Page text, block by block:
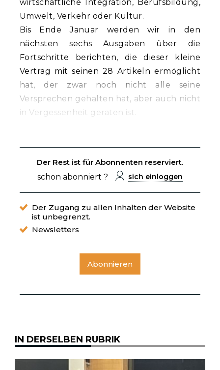
wirtschaftliche Integration, Berufsbildung,
Umwelt, Verkehr oder Kultur.
Bis Ende Januar werden wir in den
nächsten sechs Ausgaben über die
Fortschritte berichten, die dieser kleine
Vertrag mit seinen 28 Artikeln ermöglicht
hat, der zwar noch nicht alle seine
Versprechen gehalten hat, aber auch nicht
in Vergessenheit geraten ist.
Der Rest ist für Abonnenten reserviert.
schon abonniert ?
sich einloggen
Der Zugang zu allen Inhalten der Website
ist unbegrenzt.
Newsletters
Abonnieren
IN DERSELBEN RUBRIK